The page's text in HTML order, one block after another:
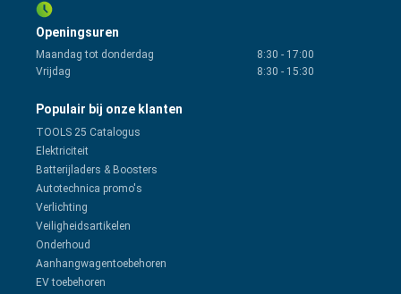
Openingsuren
Maandag tot donderdag 8:30 - 17:00
Vrijdag
8:30 - 15:30
Populair bij onze klanten
TOOLS 25 Catalogus
Elektriciteit
Batterijladers & Boosters
Autotechnica promo's
Verlichting
Veiligheidsartikelen
Onderhoud
Aanhangwagentoebehoren
EV toebehoren